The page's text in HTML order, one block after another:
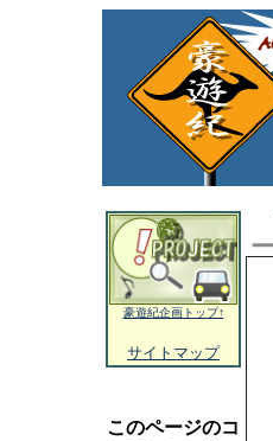
豪遊紀企画トップ↑
サイトマップ
このページのコ